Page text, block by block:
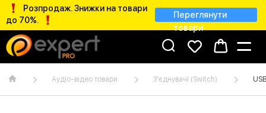
Розпродаж. Знижки на товари
до 70%.
Переглянути
товари
Аудіо-відео товари З'єднувачі (Switch)